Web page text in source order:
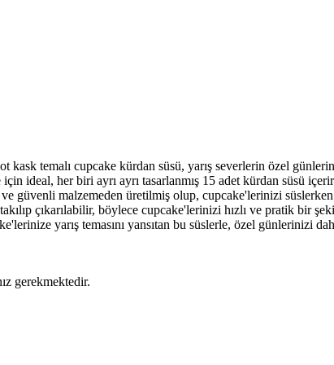
kask temalı cupcake kürdan süsü, yarış severlerin özel
ideal, her biri ayrı ayrı tasarlanmış 15 adet kürdan süsü
güvenli malzemeden üretilmiş olup, cupcake'lerinizi süslerken
çıkarılabilir, böylece cupcake'lerinizi hızlı ve pratik bir
yarış temasını yansıtan bu süslerle, özel günlerinizi
gerekmektedir.